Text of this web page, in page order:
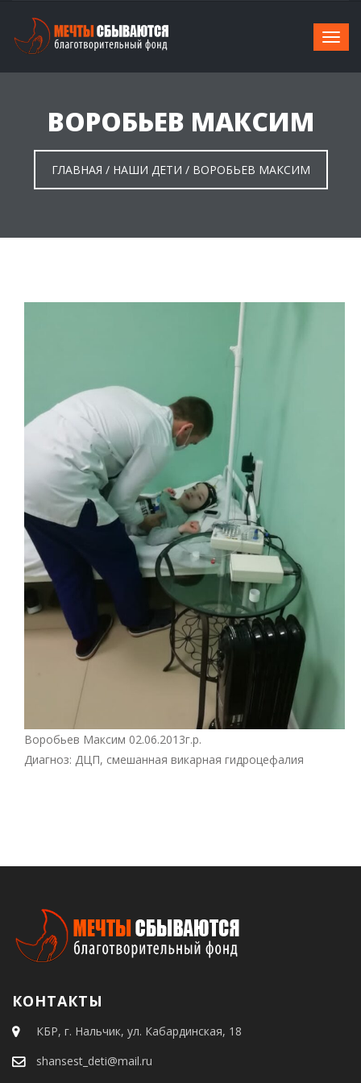
ВОРОБЬЕВ МАКСИМ
ГЛАВНАЯ / НАШИ ДЕТИ / ВОРОБЬЕВ МАКСИМ
Воробьев Максим 02.06.2013г.р.
Диагноз: ДЦП, смешанная викарная гидроцефалия
КОНТАКТЫ
КБР, г. Нальчик, ул. Кабардинская, 18
shansest_deti@mail.ru